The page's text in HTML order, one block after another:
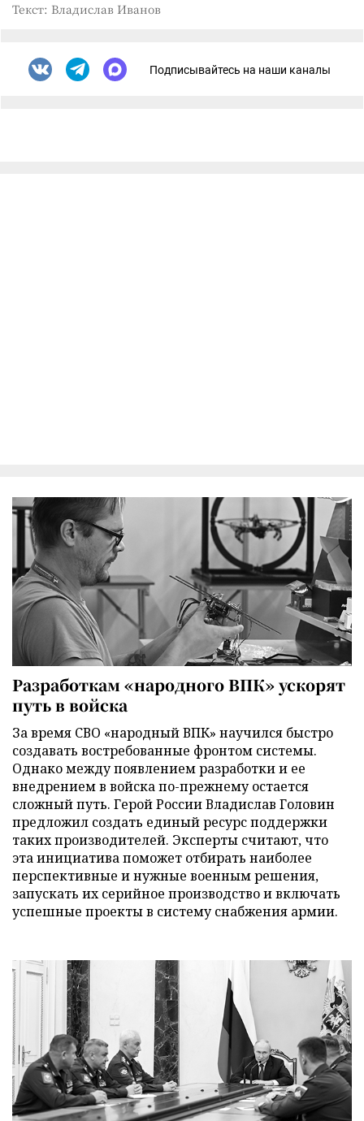
Текст: Владислав Иванов
Подписывайтесь на наши каналы
Разработкам «народного ВПК» ускорят
путь в войска
За время СВО «народный ВПК» научился быстро
создавать востребованные фронтом системы.
Однако между появлением разработки и ее
внедрением в войска по-прежнему остается
сложный путь. Герой России Владислав Головин
предложил создать единый ресурс поддержки
таких производителей. Эксперты считают, что
эта инициатива поможет отбирать наиболее
перспективные и нужные военным решения,
запускать их серийное производство и включать
успешные проекты в систему снабжения армии.